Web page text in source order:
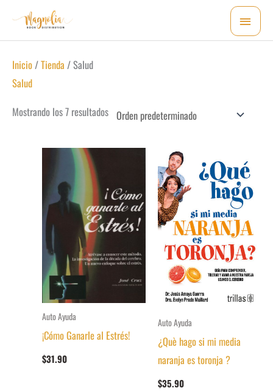
contenido
Inicio/Tienda / Salud
Salud
Mostrando los 7 resultados
Auto Ayuda
¡Cómo Ganarle al Estrés!
$31.90
Auto Ayuda
¿Què hago si mi media
naranja es toronja ?
$35.90